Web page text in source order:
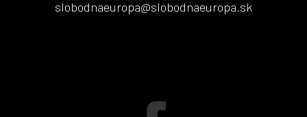
slobodnaeuropa@slobodnaeuropa.sk